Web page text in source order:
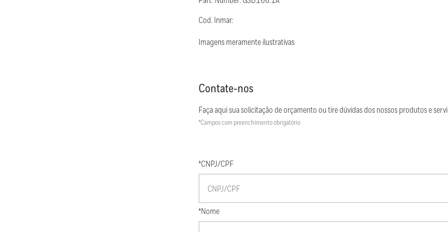
Cod. Inmar:
Imagens meramente ilustrativas
Contate-nos
Faça aqui sua solicitação de orçamento ou tire dúvidas dos nossos produtos e
*Campos com preenchimento obrigatório
*CNPJ/CPF
*Nome